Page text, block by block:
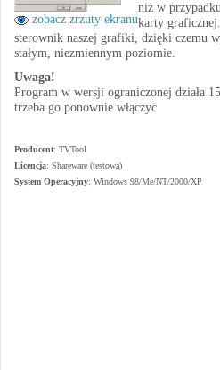
zobacz zrzuty ekranu
niż w
karty
sterownik naszej grafiki, dzięki czemu
stałym, niezmiennym poziomie.
Uwaga!
Program w wersji ograniczonej działa
trzeba go ponownie włączyć
Producent: TVTool
Licencja: Shareware (testowa)
System Operacyjny: Windows 98/Me/NT/2000/XP